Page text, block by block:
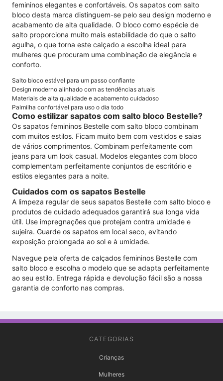
femininos elegantes e confortáveis. Os sapatos com salto
bloco desta marca distinguem-se pelo seu design moderno e
acabamento de alta qualidade. O bloco como espécie de
salto proporciona muito mais estabilidade do que o salto
agulha, o que torna este calçado a escolha ideal para
mulheres que procuram uma combinação de elegância e
conforto.
Salto bloco estável para um passo confiante
Design moderno alinhado com as tendências atuais
Materiais de alta qualidade e acabamento cuidadoso
Palmilha confortável para uso o dia todo
Como estilizar sapatos com salto bloco Bestelle?
Os sapatos femininos Bestelle com salto bloco combinam
com muitos estilos. Ficam muito bem com vestidos e saias
de vários comprimentos. Combinam perfeitamente com
jeans para um look casual. Modelos elegantes com bloco
complementam perfeitamente conjuntos de escritório e
estilos elegantes para a noite.
Cuidados com os sapatos Bestelle
A limpeza regular de seus sapatos Bestelle com salto bloco e
produtos de cuidado adequados garantirá sua longa vida
útil. Use impregnações que protejam contra umidade e
sujeira. Guarde os sapatos em local seco, evitando
exposição prolongada ao sol e à umidade.
Navegue pela oferta de calçados femininos Bestelle com
salto bloco e escolha o modelo que se adapta perfeitamente
ao seu estilo. Entrega rápida e devolução fácil são a nossa
garantia de conforto nas compras.
CATEGORIAS
Crianças
Mulheres